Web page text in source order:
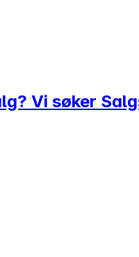
Vi søker